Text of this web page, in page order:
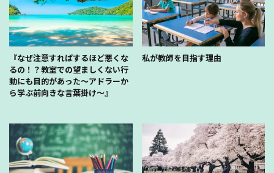
『なぜ注意すればするほど悪くな
るの！？教室での望ましくない行
動にも目的があった〜アドラーか
ら学ぶ前向きな言葉掛け〜』
私が教師を目指す理由